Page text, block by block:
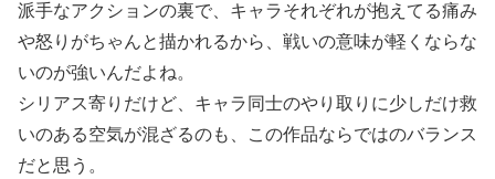
派手なアクションの裏で、キャラそれぞれが抱えてる痛み
や怒りがちゃんと描かれるから、戦いの意味が軽くならな
いのが強いんだよね。
シリアス寄りだけど、キャラ同士のやり取りに少しだけ救
いのある空気が混ざるのも、この作品ならではのバランス
だと思う。